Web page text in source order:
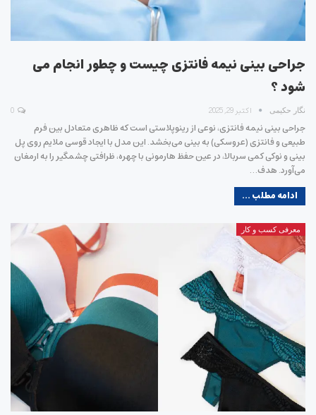
جراحی بینی نیمه فانتزی چیست و چطور انجام می
شود ؟
نگار حکیمی اکتبر 29, 2025
جراحی بینی نیمه فانتزی، نوعی از رینوپلاستی است که ظاهری متعادل بین فرم
طبیعی و فانتزی (عروسکی) به بینی می‌بخشد. این مدل با ایجاد قوسی ملایم روی پل
بینی و نوکی کمی سربالا، در عین حفظ هارمونی با چهره، ظرافتی چشمگیر را به ارمغان
می‌آورد. هدف…
ادامه مطلب ...
معرفی کسب و کار